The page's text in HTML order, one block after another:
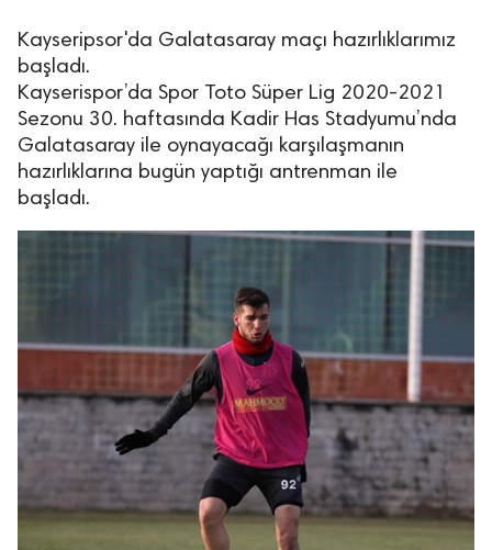
Kayseripsor'da Galatasaray maçı hazırlıklarımız
başladı.
Kayserispor’da Spor Toto Süper Lig 2020-2021
Sezonu 30. haftasında Kadir Has Stadyumu’nda
Galatasaray ile oynayacağı karşılaşmanın
hazırlıklarına bugün yaptığı antrenman ile
başladı.